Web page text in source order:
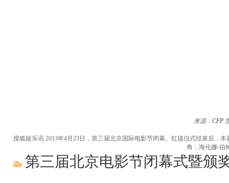
来源： CFP
搜狐娱乐讯 2013年4月23日，第三届北京国际电影节闭幕。红毯仪式结束后，
角：海伦娜-伯
第三届北京电影节闭幕式暨颁